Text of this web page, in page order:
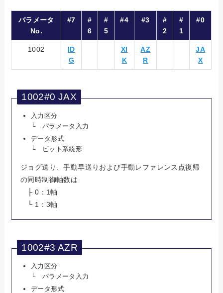
パラメータ
No.
#7
#
6
#
5
#4 #3
#
2
#
1
#0
1002
ID
G
XI
K
AZ
R
JA
X
1002#0 JAX
入力区分
└ パラメータ入力
データ形式
└ ビット系統形
ジョグ送り、手動早送りおよび手動レファレンス点復帰
の同時制御軸数は
├ 0：1軸
└ 1：3軸
1002#3 AZR
入力区分
└ パラメータ入力
データ形式